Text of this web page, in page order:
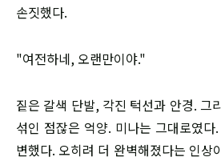
손짓했다.
"여전하네, 오랜만이야."
짙은 갈색 단발, 각진 턱선과 안경. 그
섞인 점잖은 억양. 미나는 그대로였
변했다. 오히려 더 완벽해졌다는 인상